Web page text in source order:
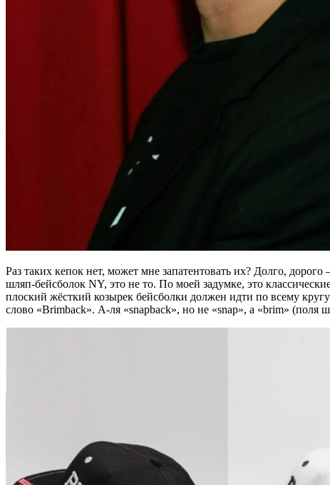
Раз таких кепок нет, может мне запатентовать их? Долго,
шляп-бейсболок NY, это не то. По моей задумке, это
плоский жёсткий козырек бейсболки должен идти по всему
слово «Brimback». А-ля «snapback», но не «snap», а «brim» (поля